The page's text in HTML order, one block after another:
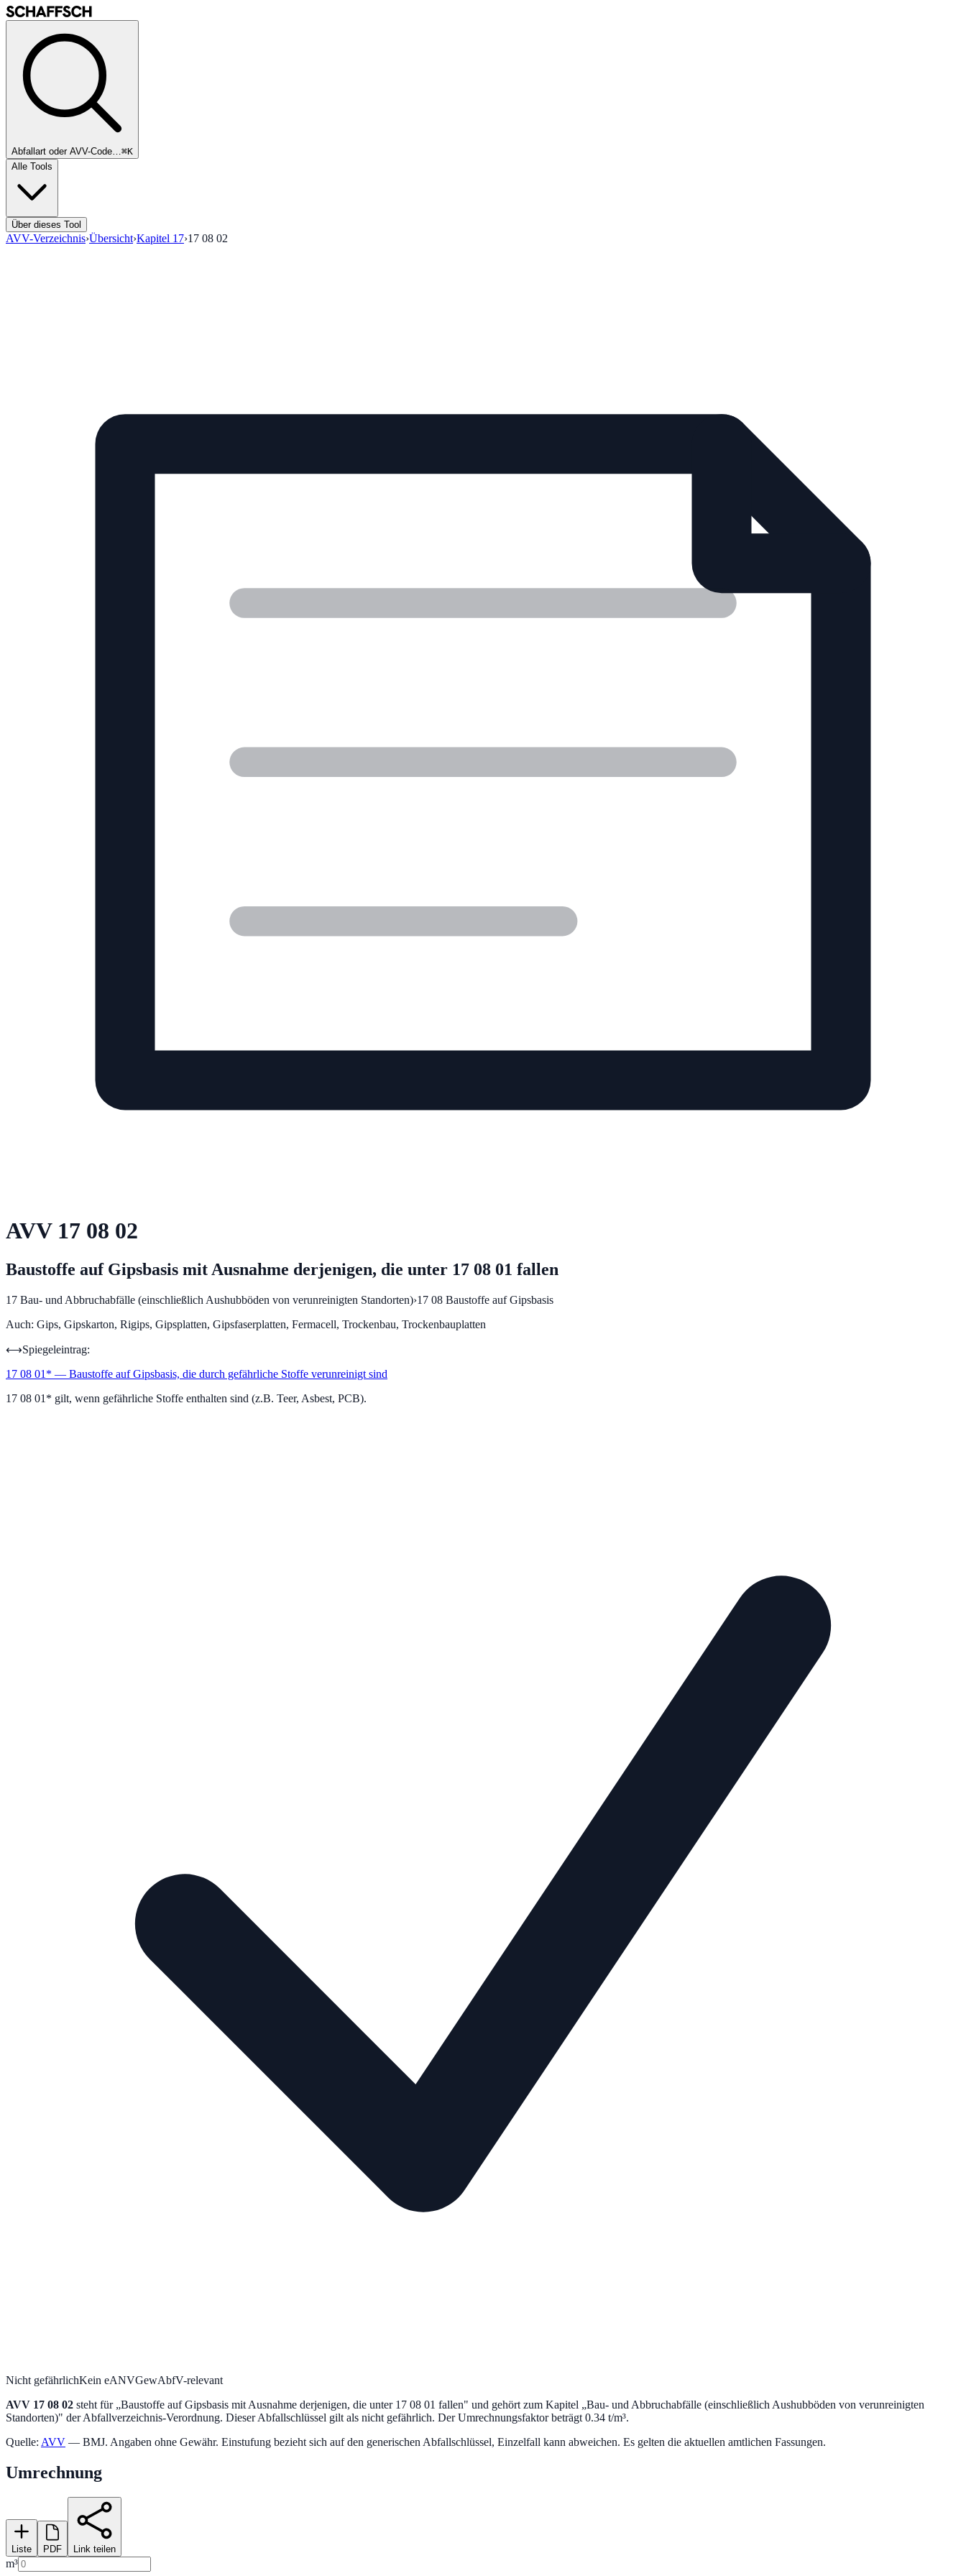
Abfallart oder AVV-Code…⌘K
Alle Tools
Über dieses Tool
AVV-Verzeichnis›Übersicht›Kapitel 17›17 08 02
AVV 17 08 02
Baustoffe auf Gipsbasis mit Ausnahme derjenigen, die unter 17 08 01 fallen
17 Bau- und Abbruchabfälle (einschließlich Aushubböden von verunreinigten Standorten)›17 08 Baustoffe auf Gipsbasis
Auch: Gips, Gipskarton, Rigips, Gipsplatten, Gipsfaserplatten, Fermacell, Trockenbau, Trockenbauplatten
⟷Spiegeleintrag:
17 08 01 * — Baustoffe auf Gipsbasis, die durch gefährliche Stoffe verunreinigt sind
17 08 01* gilt, wenn gefährliche Stoffe enthalten sind (z.B. Teer, Asbest, PCB).
Nicht gefährlichKein eANVGewAbfV-relevant
AVV 17 08 02 steht für „Baustoffe auf Gipsbasis mit Ausnahme derjenigen, die unter 17 08 01 fallen" und gehört zum Kapitel „Bau- und Abbruchabfälle (einschließlich Aushubböden von verunreinigten
Standorten)" der Abfallverzeichnis-Verordnung. Dieser Abfallschlüssel gilt als nicht gefährlich. Der Umrechnungsfaktor beträgt 0.34 t/m³.
Quelle: AVV — BMJ. Angaben ohne Gewähr. Einstufung bezieht sich auf den generischen Abfallschlüssel, Einzelfall kann abweichen. Es gelten die aktuellen amtlichen Fassungen.
Umrechnung
Liste PDF Link teilen
m³